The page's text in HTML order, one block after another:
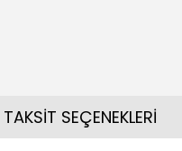
TAKSİT SEÇENEKLERİ